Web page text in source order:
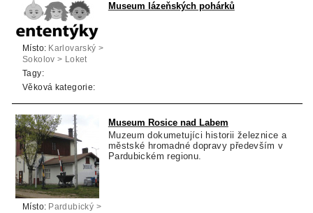
Museum lázeňských pohárků
Místo: Karlovarský >
Sokolov > Loket
Tagy:
Věková kategorie:
Museum Rosice nad Labem
Muzeum dokumetujíci historii železnice a
městské hromadné dopravy především v
Pardubickém regionu.
Místo: Pardubický >